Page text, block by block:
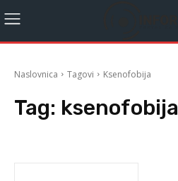
Naslovnica Tagovi Ksenofobija
Tag: ksenofobija